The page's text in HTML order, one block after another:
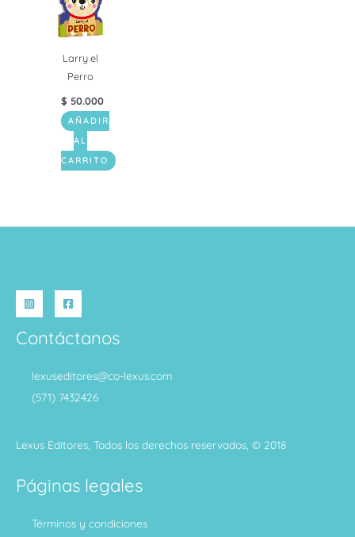
Larry el
Perro
$ 50.000
AÑADIR
AL
CARRITO
Contáctanos
lexuseditores@co-lexus.com
(571) 7432426
Lexus Editores, Todos los derechos reservados, © 2018
Páginas legales
Términos y condiciones